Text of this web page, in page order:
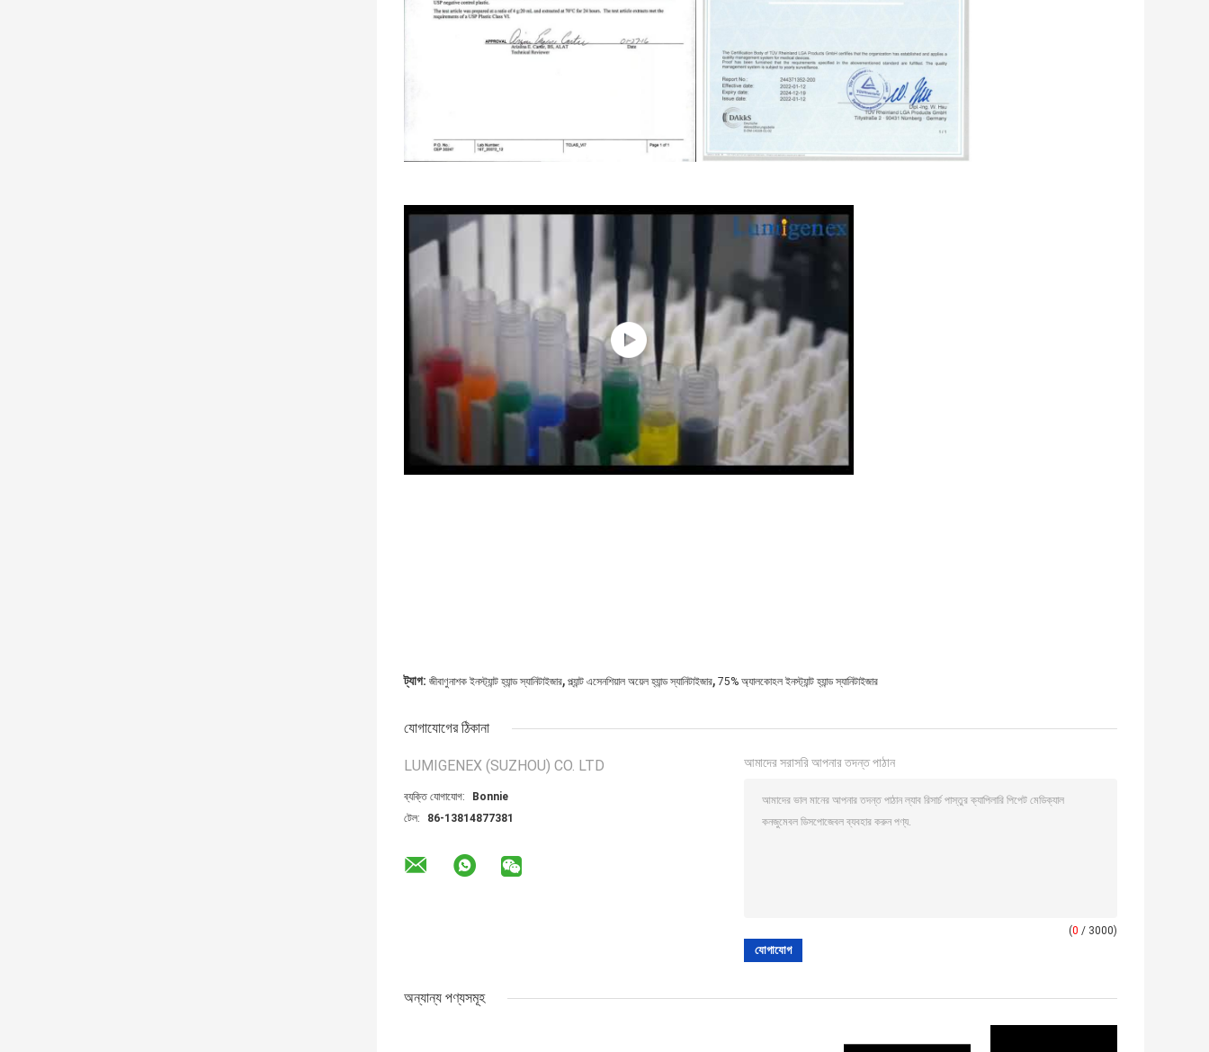
ট্যাগ: জীবাণুনাশক ইনস্ট্যান্ট হ্যান্ড স্যানিটাইজার, প্ল্যান্ট এসেনশিয়াল অয়েল হ্যান্ড স্যানিটাইজার, 75% অ্যালকোহল ইনস্ট্যান্ট হ্যান্ড স্যানিটাইজার
যোগাযোগের ঠিকানা
LUMIGENEX (SUZHOU) CO. LTD
ব্যক্তি যোগাযোগ:
Bonnie
টেল:
86-13814877381
আমাদের সরাসরি আপনার তদন্ত পাঠান
(0 / 3000)
অন্যান্য পণ্যসমূহ